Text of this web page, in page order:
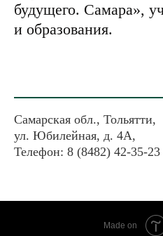
будущего. Самара»,
и образования.
Самарская обл., Тольятти,
ул. Юбилейная, д. 4А,
Телефон: 8 (8482) 42-35-23
Made on